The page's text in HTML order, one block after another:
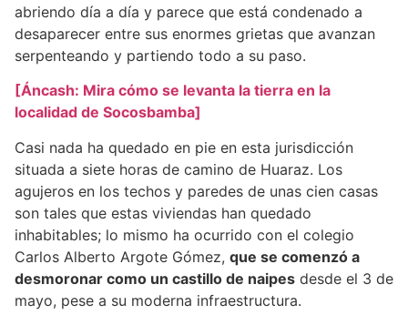
abriendo día a día y parece que está condenado a
desaparecer entre sus enormes grietas que avanzan
serpenteando y partiendo todo a su paso.
[Áncash: Mira cómo se levanta la tierra en la
localidad de Socosbamba]
Casi nada ha quedado en pie en esta jurisdicción
situada a siete horas de camino de Huaraz. Los
agujeros en los techos y paredes de unas cien casas
son tales que estas viviendas han quedado
inhabitables; lo mismo ha ocurrido con el colegio
Carlos Alberto Argote Gómez, que se comenzó a
desmoronar como un castillo de naipes desde el 3 de
mayo, pese a su moderna infraestructura.